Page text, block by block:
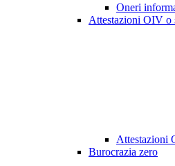
Oneri
Attestazioni OIV o
Attestazioni
Burocrazia zero